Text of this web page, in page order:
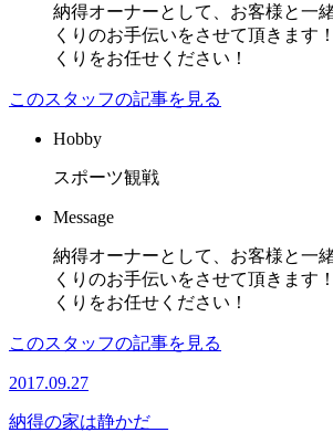
納得オーナーとして、お客様と一
くりのお手伝いをさせて頂きます
くりをお任せください！
このスタッフの記事を見る
Hobby
スポーツ観戦
Message
納得オーナーとして、お客様と一
くりのお手伝いをさせて頂きます
くりをお任せください！
このスタッフの記事を見る
2017.09.27
納得の家は静かだ__